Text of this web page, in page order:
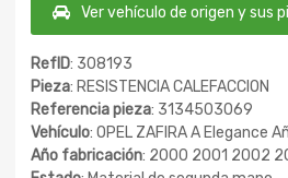
Ver vehículo de origen y sus
RefID: 308193
Pieza: RESISTENCIA CALEFACCION
Referencia pieza: 3134503069
Vehículo: OPEL ZAFIRA A Elegance
Año fabricación: 2000 2001 2002